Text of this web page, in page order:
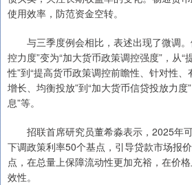
使用效率，防范资金空转。
与三季度例会相比，表述出现了微调。
控力度”变为“加大货币政策调控强度”，从
性”到“提高货币政策调控前瞻性、针对性、
增长、均衡投放”到“加大货币信贷投放力度
息”等。
招联首席研究员董希淼表示，2025年可
下调政策利率50个基点，引导贷款市场报
点，在总量上保障流动性更加充裕，在价
效性。